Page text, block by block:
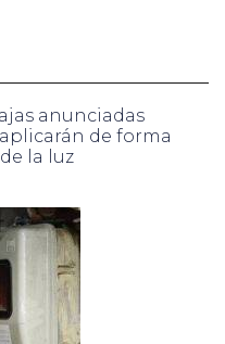
anunciadas
de forma
la luz